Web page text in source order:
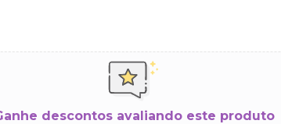
descontos avaliando este produto